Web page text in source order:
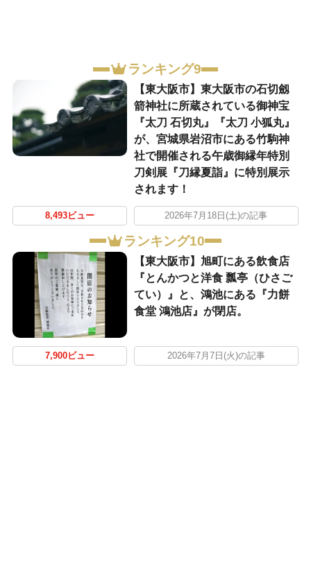
ランキング9
【東大阪市】東大阪市の石切劔
箭神社に所蔵されている御神宝
『太刀 石切丸』『太刀 小狐丸』
が、宮城県岩沼市にある竹駒神
社で開催される午歳御縁年特別
刀剣展『刀縁夏詣』に特別展示
されます！
8,493ビュー 2026年7月18日(土)の記事
ランキング10
【東大阪市】旭町にある飲食店
『とんかつと洋食 瓢亭（ひさご
てい）』と、鴻池にある『力餅
食堂 鴻池店』が閉店。
7,900ビュー 2026年7月7日(火)の記事